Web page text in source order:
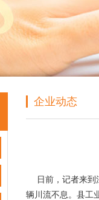
企业动态
日前，记者来到
辆川流不息。县工